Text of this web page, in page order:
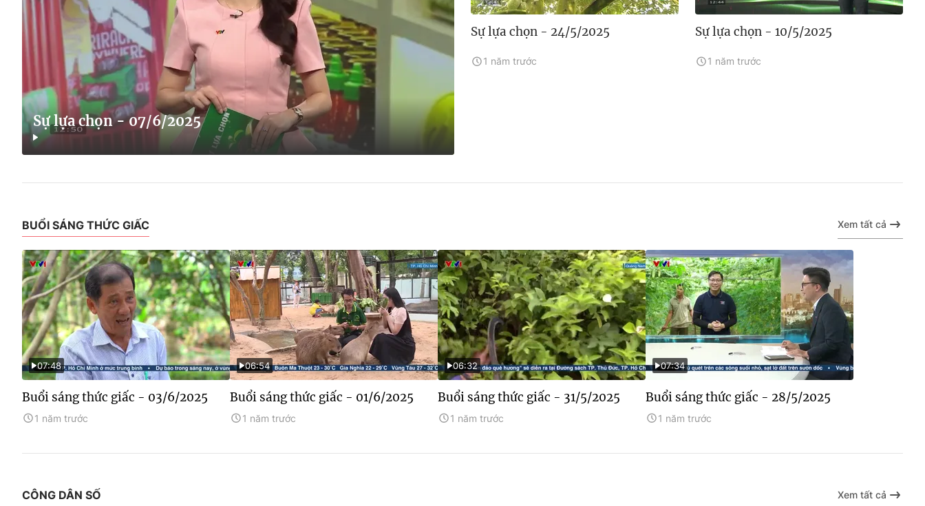
Sự lựa chọn - 07/6/2025
Sự lựa chọn - 24/5/2025
1 năm trước
Sự lựa chọn - 10/5/2025
1 năm trước
BUỔI SÁNG THỨC GIẤC Xem tất cả
07:48
Buổi sáng thức giấc - 03/6/2025
1 năm trước
06:54
Buổi sáng thức giấc - 01/6/2025
1 năm trước
06:32
Buổi sáng thức giấc - 31/5/2025
1 năm trước
07:34
Buổi sáng thức giấc - 28/5/2025
1 năm trước
CÔNG DÂN SỐ Xem tất cả